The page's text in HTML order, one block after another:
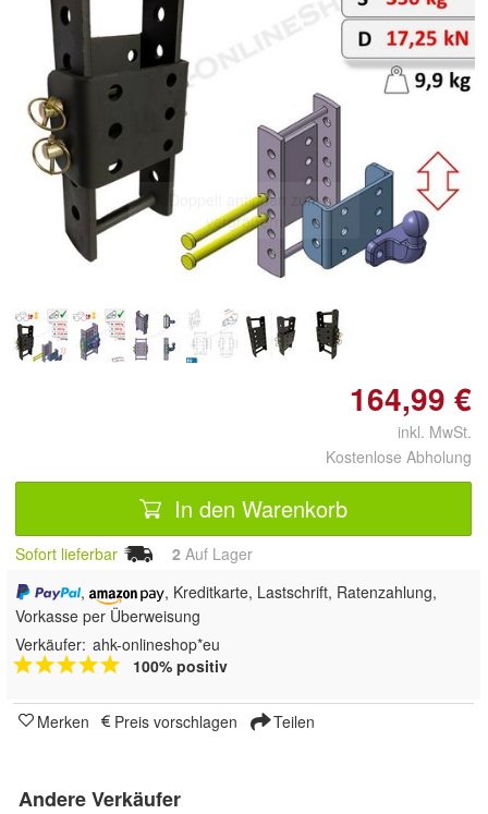
Doppelt antippen zum
vergrößern
164,99 €
inkl. MwSt.
Kostenlose Abholung
In den Warenkorb
Sofort lieferbar 2 Auf Lager
,
, Kreditkarte, Lastschrift, Ratenzahlung,
Vorkasse per Überweisung
Verkäufer: ahk-onlineshop*eu
100% positiv
Merken Preis vorschlagen Teilen
Andere Verkäufer